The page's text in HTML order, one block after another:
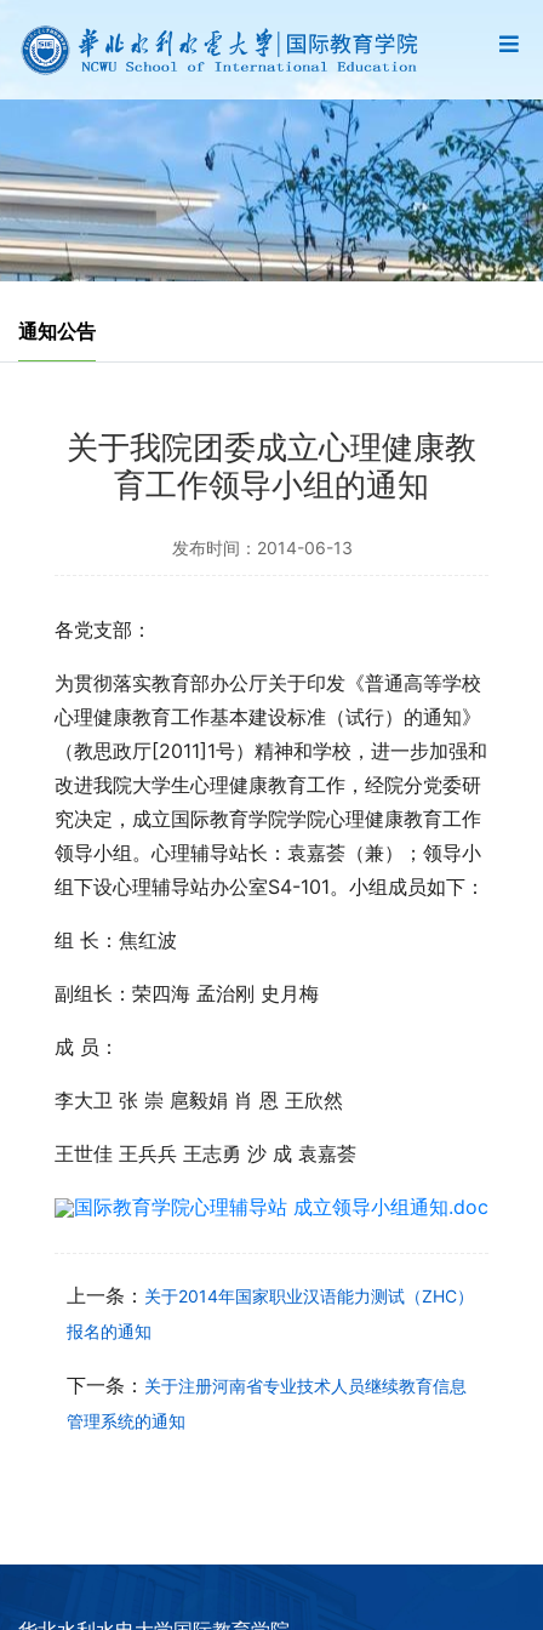
通知公告
关于我院团委成立心理健康教
育工作领导小组的通知
发布时间：2014-06-13
各党支部：
为贯彻落实教育部办公厅关于印发《普通高等学校
心理健康教育工作基本建设标准（试行）的通知》
（教思政厅[2011]1号）精神和学校，进一步加强和
改进我院大学生心理健康教育工作，经院分党委研
究决定，成立国际教育学院学院心理健康教育工作
领导小组。心理辅导站长：袁嘉荟（兼）；领导小
组下设心理辅导站办公室S4-101。小组成员如下：
组 长：焦红波
副组长：荣四海 孟治刚 史月梅
成 员：
李大卫 张 崇 扈毅娟 肖 恩 王欣然
王世佳 王兵兵 王志勇 沙 成 袁嘉荟
国际教育学院心理辅导站 成立领导小组通知.doc
上一条： 关于2014年国家职业汉语能力测试（ZHC）
报名的通知
下一条： 关于注册河南省专业技术人员继续教育信息
管理系统的通知